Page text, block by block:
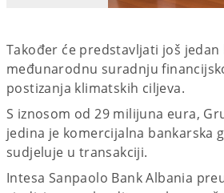
Također će predstavljati još jedan
međunarodnu suradnju
postizanja klimatskih ciljeva.
S iznosom od 29 milijuna eura,
jedina je komercijalna bankarska
sudjeluje u transakciji.
Intesa Sanpaolo Bank Albania